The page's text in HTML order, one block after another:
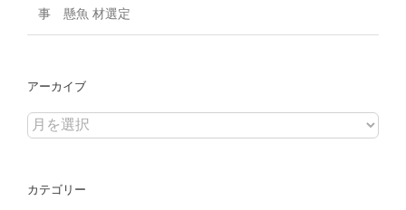
事 懸魚 材選定
アーカイブ
ア
イ
カテゴリー